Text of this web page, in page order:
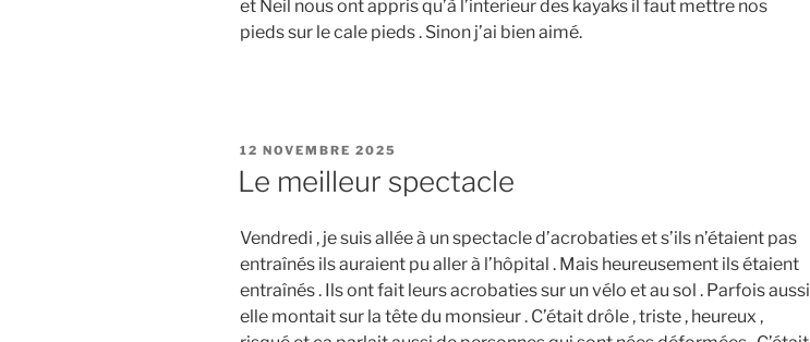
et Neil nous ont appris qu’à l’interieur des kayaks il faut mettre nos
pieds sur le cale pieds . Sinon j’ai bien aimé.
PUBLIÉ
12 NOVEMBRE 2025
Le meilleur spectacle
Vendredi , je suis allée à un spectacle d’acrobaties et s’ils n’étaient pas
entraînés ils auraient pu aller à l’hôpital . Mais heureusement ils étaient
entraînés . Ils ont fait leurs acrobaties sur un vélo et au sol . Parfois aussi
elle montait sur la tête du monsieur . C’était drôle , triste , heureux ,